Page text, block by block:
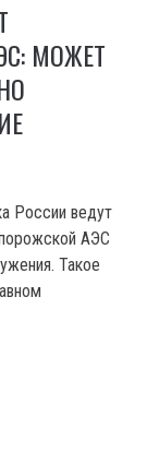
МОЖЕТ
России ведут
АЭС
Такое